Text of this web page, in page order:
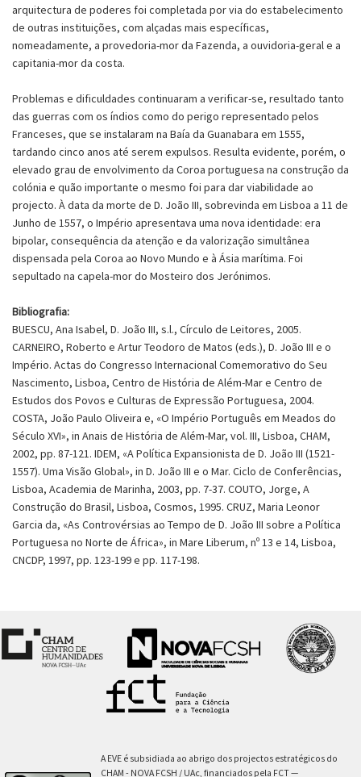
arquitectura de poderes foi completada por via do estabelecimento
de outras instituições, com alçadas mais específicas,
nomeadamente, a provedoria-mor da Fazenda, a ouvidoria-geral e a
capitania-mor da costa.
Problemas e dificuldades continuaram a verificar-se, resultado tanto
das guerras com os índios como do perigo representado pelos
Franceses, que se instalaram na Baía da Guanabara em 1555,
tardando cinco anos até serem expulsos. Resulta evidente, porém, o
elevado grau de envolvimento da Coroa portuguesa na construção da
colónia e quão importante o mesmo foi para dar viabilidade ao
projecto. À data da morte de D. João III, sobrevinda em Lisboa a 11 de
Junho de 1557, o Império apresentava uma nova identidade: era
bipolar, consequência da atenção e da valorização simultânea
dispensada pela Coroa ao Novo Mundo e à Ásia marítima. Foi
sepultado na capela-mor do Mosteiro dos Jerónimos.
Bibliografia:
BUESCU, Ana Isabel, D. João III, s.l., Círculo de Leitores, 2005.
CARNEIRO, Roberto e Artur Teodoro de Matos (eds.), D. João III e o
Império. Actas do Congresso Internacional Comemorativo do Seu
Nascimento, Lisboa, Centro de História de Além-Mar e Centro de
Estudos dos Povos e Culturas de Expressão Portuguesa, 2004.
COSTA, João Paulo Oliveira e, «O Império Português em Meados do
Século XVI», in Anais de História de Além-Mar, vol. III, Lisboa, CHAM,
2002, pp. 87-121. IDEM, «A Política Expansionista de D. João III (1521-
1557). Uma Visão Global», in D. João III e o Mar. Ciclo de Conferências,
Lisboa, Academia de Marinha, 2003, pp. 7-37. COUTO, Jorge, A
Construção do Brasil, Lisboa, Cosmos, 1995. CRUZ, Maria Leonor
Garcia da, «As Controvérsias ao Tempo de D. João III sobre a Política
Portuguesa no Norte de África», in Mare Liberum, nº 13 e 14, Lisboa,
CNCDP, 1997, pp. 123-199 e pp. 117-198.
A EVE é subsidiada ao abrigo dos projectos estratégicos do
CHAM - NOVA FCSH / UAc, financiados pela FCT —